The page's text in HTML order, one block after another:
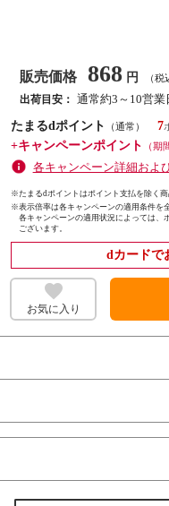
販売価格 868 円 （税
出荷目安： 通常約3～10営
たまるdポイント
（通常）
7
+キャンペーンポイント
（期
各キャンペーン詳細およ
※たまるdポイントはポイント支払を除く商
※表示倍率は各キャンペーンの適用条件を
各キャンペーンの適用状況によっては、
ございます。
dカードで
お気に入り